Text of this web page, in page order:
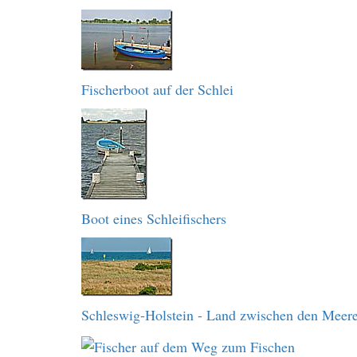
Fischerboot auf der Schlei
Boot eines Schleifischers
Schleswig-Holstein - Land zwischen den